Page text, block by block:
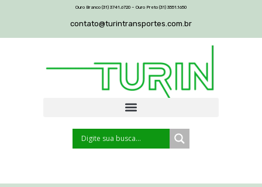
Ouro Branco (31) 3741.6720 – Ouro Preto (31) 3551.1650
contato@turintransportes.com.br